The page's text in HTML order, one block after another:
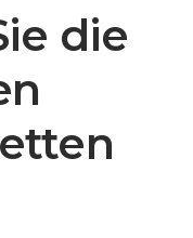
die